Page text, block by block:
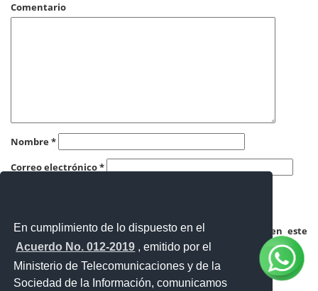
En cumplimiento de lo dispuesto en el
Acuerdo No. 012-2019 , emitido por el
Ministerio de Telecomunicaciones y de la
Sociedad de la Información, comunicamos
Comentario
Nombre*
Correo electrónico*
Guardar mi nombre, correo electrónico y sitio web en este
navegador para la próxima vez que haga un comentario.